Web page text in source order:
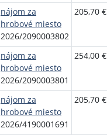
nájom za
hrobové miesto
2026/2090003802
205,70 €
nájom za
hrobové miesto
2026/2090003801
254,00 €
nájom za
hrobové miesto
2026/4190001691
205,70 €